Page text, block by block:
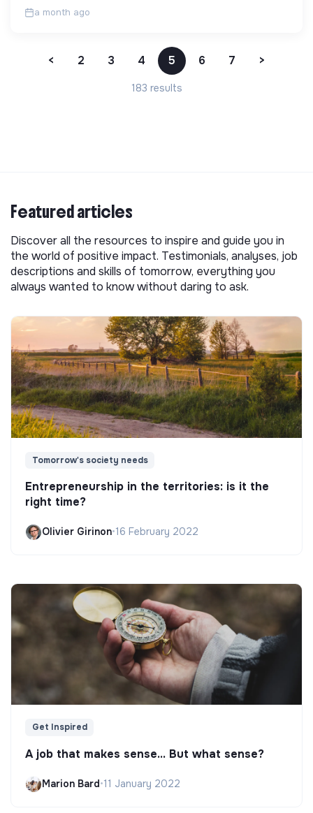
a month ago
< 2 3 4 5 6 7 >
183 results
Featured articles
Discover all the resources to inspire and guide you in
the world of positive impact. Testimonials, analyses, job
descriptions and skills of tomorrow, everything you
always wanted to know without daring to ask.
Tomorrow's society needs
Entrepreneurship in the territories: is it the
right time?
Olivier Girinon•16 February 2022
Get Inspired
A job that makes sense... But what sense?
Marion Bard•11 January 2022